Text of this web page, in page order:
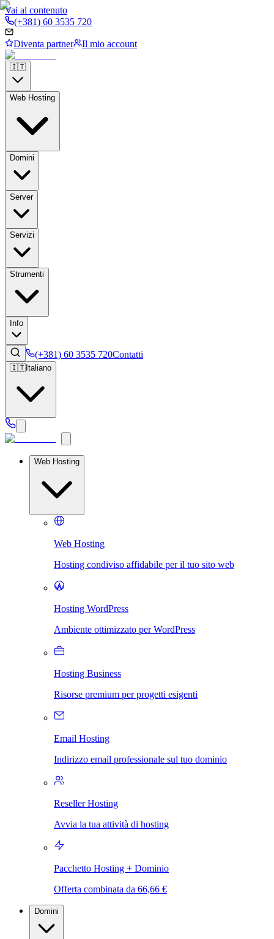
Vai al contenuto
(+381) 60 3535 720
Diventa partner Il mio account
🇮🇹
Web Hosting
Domini
Server
Servizi
Strumenti
Info
(+381) 60 3535 720Contatti
🇮🇹Italiano
Web Hosting
Web Hosting
Hosting condiviso affidabile per il tuo sito web
Hosting WordPress
Ambiente ottimizzato per WordPress
Hosting Business
Risorse premium per progetti esigenti
Email Hosting
Indirizzo email professionale sul tuo dominio
Reseller Hosting
Avvia la tua attività di hosting
Pacchetto Hosting + Dominio
Offerta combinata da 66,66 €
Domini